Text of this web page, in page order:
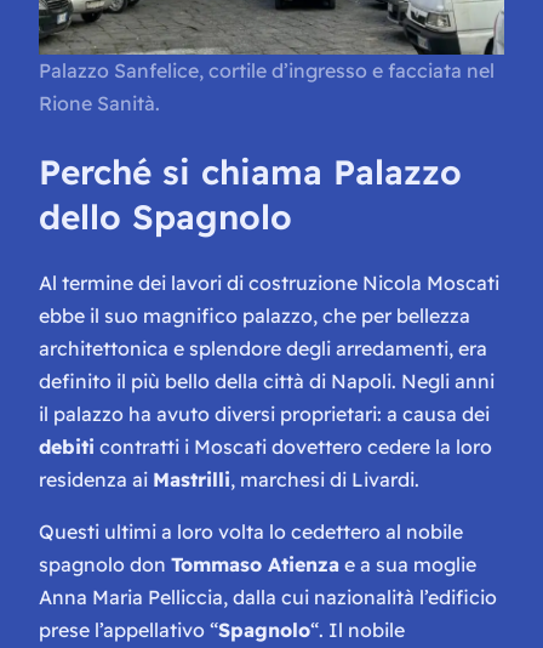
Palazzo Sanfelice, cortile d’ingresso e facciata nel
Rione Sanità.
Perché si chiama Palazzo
dello Spagnolo
Al termine dei lavori di costruzione Nicola Moscati
ebbe il suo magnifico palazzo, che per bellezza
architettonica e splendore degli arredamenti, era
definito il più bello della città di Napoli. Negli anni
il palazzo ha avuto diversi proprietari: a causa dei
debiti contratti i Moscati dovettero cedere la loro
residenza ai Mastrilli, marchesi di Livardi.
Questi ultimi a loro volta lo cedettero al nobile
spagnolo don Tommaso Atienza e a sua moglie
Anna Maria Pelliccia, dalla cui nazionalità l’edificio
prese l’appellativo “Spagnolo“. Il nobile